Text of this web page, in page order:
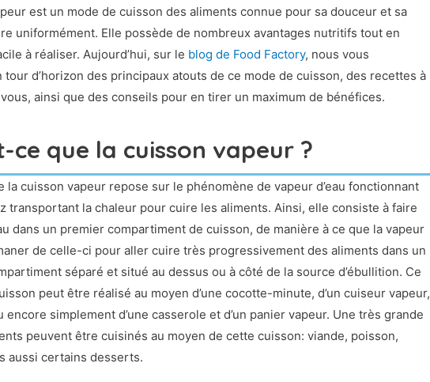
est un mode de cuisson des aliments connue pour sa douceur et sa
uniformément. Elle possède de nombreux avantages nutritifs tout en
à réaliser. Aujourd’hui, sur le blog de Food Factory, nous vous
tour d’horizon des principaux atouts de ce mode de cuisson, des recettes à
ainsi que des conseils pour en tirer un maximum de bénéfices.
ce que la cuisson vapeur ?
la cuisson vapeur repose sur le phénomène de vapeur d’eau fonctionnant
transportant la chaleur pour cuire les aliments. Ainsi, elle consiste à faire
dans un premier compartiment de cuisson, de manière à ce que la vapeur
de celle-ci pour aller cuire très progressivement des aliments dans un
séparé et situé au dessus ou à côté de la source d’ébullition. Ce
peut être réalisé au moyen d’une cocotte-minute, d’un cuiseur vapeur,
encore simplement d’une casserole et d’un panier vapeur. Une très grande
peuvent être cuisinés au moyen de cette cuisson: viande, poisson,
aussi certains desserts.